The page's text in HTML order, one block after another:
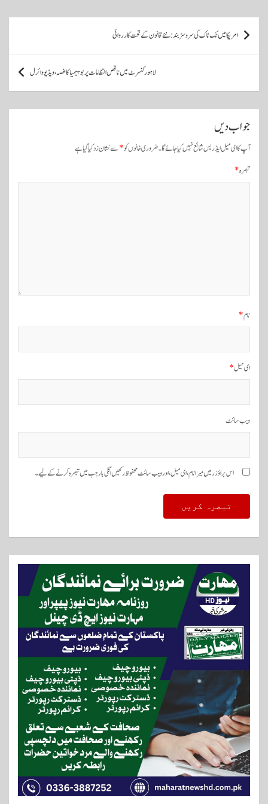
و
ن
امریکا میں ٹک ٹاک کی سروسز بند: نئے قانون کے تحت کارروائی
لاہور کنسرٹ میں ناقص انتظامات پر بوہیمیا کا غصہ، ویڈیو وائرل
جواب دیں
آپ کا ای میل ایڈریس شائع نہیں کیا جائے گا۔ضروری خانوں کو*سے نشان زد کیا گیا ہے
تبصرہ*
نام*
ای میل*
ویب‌ سائٹ
اس براؤزر میں میرا نام، ای میل، اور ویب سائٹ محفوظ رکھیں اگلی بار جب میں تبصرہ کرنے کےلیے۔